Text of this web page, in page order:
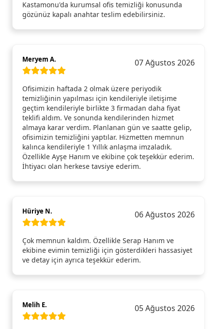
Kastamonu'da kurumsal ofis temizliği konusunda
gözünüz kapalı anahtar teslim edebilirsiniz.
Meryem A. 07 Ağustos 2026
Ofisimizin haftada 2 olmak üzere periyodik
temizliğinin yapılması için kendileriyle iletişime
geçtim kendileriyle birlikte 3 firmadan daha fiyat
teklifi aldım. Ve sonunda kendilerinden hizmet
almaya karar verdim. Planlanan gün ve saatte gelip,
ofisimizin temizliğini yaptılar. Hizmetten memnun
kalınca kendileriyle 1 Yıllık anlaşma imzaladık.
Özellikle Ayşe Hanım ve ekibine çok teşekkür ederim.
İhtiyacı olan herkese tavsiye ederim.
Hüriye N. 06 Ağustos 2026
Çok memnun kaldım. Özellikle Serap Hanım ve
ekibine evimin temizliği için gösterdikleri hassasiyet
ve detay için ayrıca teşekkür ederim.
Melih E. 05 Ağustos 2026